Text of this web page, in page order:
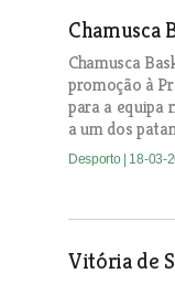
Chamusca
Chamusca
promoção à
para a equipa
a um dos
Desporto | 18-03-
Vitória de